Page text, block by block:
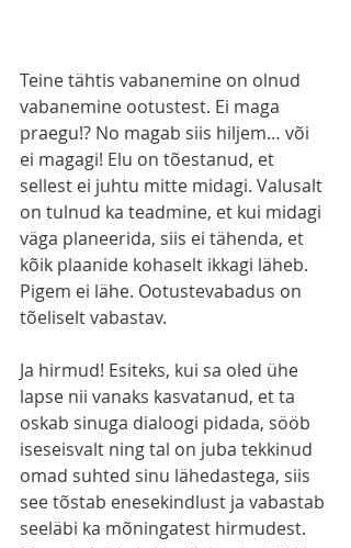
Teine tähtis vabanemine on olnud
vabanemine ootustest. Ei maga
praegu!? No magab siis hiljem… või
ei magagi! Elu on tõestanud, et
sellest ei juhtu mitte midagi. Valusalt
on tulnud ka teadmine, et kui midagi
väga planeerida, siis ei tähenda, et
kõik plaanide kohaselt ikkagi läheb.
Pigem ei lähe. Ootustevabadus on
tõeliselt vabastav.
Ja hirmud! Esiteks, kui sa oled ühe
lapse nii vanaks kasvatanud, et ta
oskab sinuga dialoogi pidada, sööb
iseseisvalt ning tal on juba tekkinud
omad suhted sinu lähedastega, siis
see tõstab enesekindlust ja vabastab
seeläbi ka mõningatest hirmudest.